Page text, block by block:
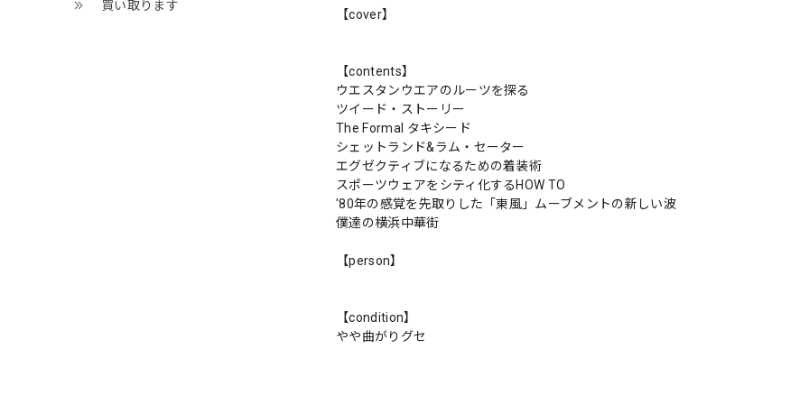
買い取ります
【cover】
【contents】
ウエスタンウエアのルーツを探る
ツイード・ストーリー
The Formal タキシード
シェットランド&ラム・セーター
エグゼクティブになるための着装術
スポーツウェアをシティ化するHOW TO
'80年の感覚を先取りした「東風」ムーブメントの新しい波
僕達の横浜中華街
【person】
【condition】
やや曲がりグセ